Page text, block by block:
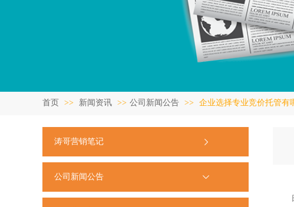
首页 >> 新闻资讯 >> 公司新闻公告 >> 企业选择专业竞价托管有
涛哥营销笔记
公司新闻公告